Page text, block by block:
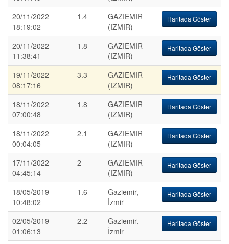
20/11/2022
18:19:02
1.4
GAZIEMIR
(IZMIR)
Haritada Göster
20/11/2022
11:38:41
1.8
GAZIEMIR
(IZMIR)
Haritada Göster
19/11/2022
08:17:16
3.3
GAZIEMIR
(IZMIR)
Haritada Göster
18/11/2022
07:00:48
1.8
GAZIEMIR
(IZMIR)
Haritada Göster
18/11/2022
00:04:05
2.1
GAZIEMIR
(IZMIR)
Haritada Göster
17/11/2022
04:45:14
2
GAZIEMIR
(IZMIR)
Haritada Göster
18/05/2019
10:48:02
1.6
Gaziemir,
İzmir
Haritada Göster
02/05/2019
01:06:13
2.2
Gaziemir,
İzmir
Haritada Göster